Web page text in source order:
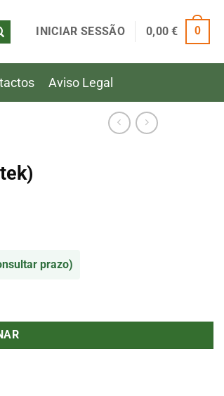
INICIAR SESSÃO 0,00€ 0
Aviso Legal
prazo)